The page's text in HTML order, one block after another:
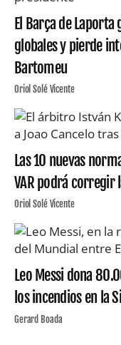
El Barça de
globales y pierde
Bartomeu
Oriol Solé Vicente
Las 10 nuevas
VAR podrá corregir
Oriol Solé Vicente
Leo Messi dona
los incendios en la
Gerard Boada